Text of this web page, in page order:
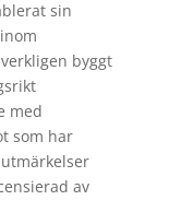
sin
byggt
med
som har
av